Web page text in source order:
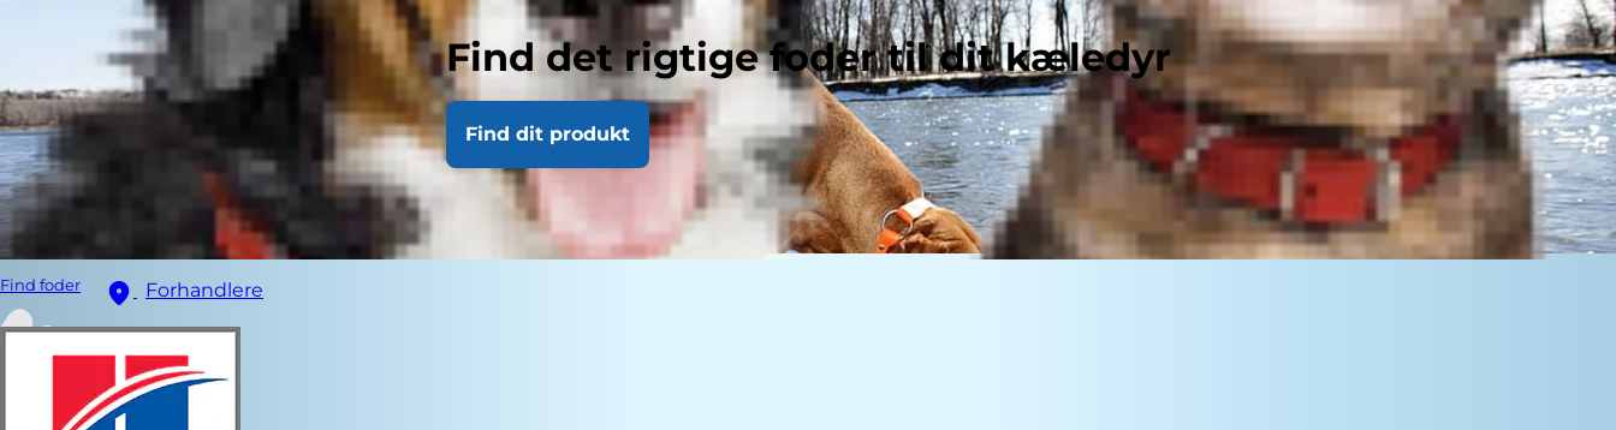
Find det rigtige foder til dit kæledyr
Find dit produkt
Find foder Forhandlere